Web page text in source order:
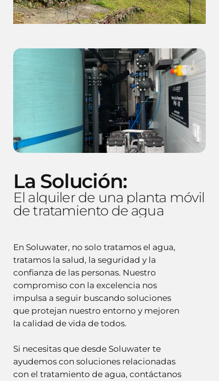
La Solución:
El alquiler de una planta móvil
detratamiento de agua
En Soluwater, no solo tratamos el agua,
tratamos la salud, la seguridad y la
confianza de las personas. Nuestro
compromiso con la excelencia nos
impulsa a seguir buscando soluciones
que protejan nuestro entorno y mejoren
la calidad de vida de todos.
Si necesitas que desde Soluwater te
ayudemos con soluciones relacionadas
con el tratamiento de agua, contáctanos